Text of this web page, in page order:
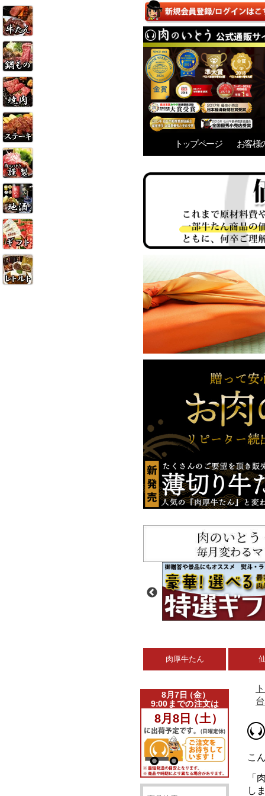
トップページ お客様
肉厚牛たん
こ
「
し